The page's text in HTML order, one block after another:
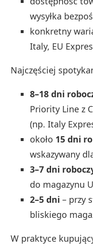
wysyłka
konkretny
Italy, EU
Najczęściej
8–18 dni
Priority Line z
(np. Italy
około 15 dni
wskazywany
3–7 dni
do magazynu
2–5 dni – przy
bliskiego
W praktyce